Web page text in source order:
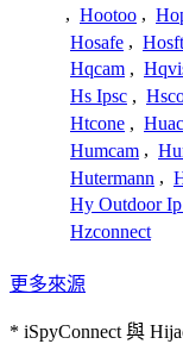
, Hootoo ,
Hosafe ,
Hqcam ,
Hs Ipsc ,
Htcone ,
Humcam ,
Hutermann ,
Hy Outdoor Ip
Hzconnect
更多來源
* iSpyConnect 與